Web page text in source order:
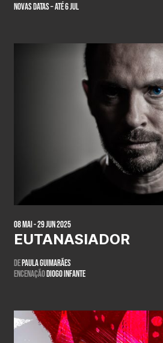
NOVAS DATAS – ATÉ 6 JUL
08 Mai - 29 Jun 2025
EUTANASIADOR
DePaula Guimarães
EncenaçãoDiogo Infante